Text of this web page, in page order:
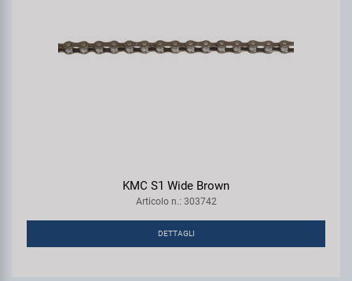
KMC S1 Wide Brown
Articolo n.: 303742
DETTAGLI